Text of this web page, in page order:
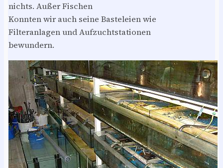
nichts. Außer Fischen
Konnten wir auch seine Basteleien wie
Filteranlagen und Aufzuchtstationen
bewundern.